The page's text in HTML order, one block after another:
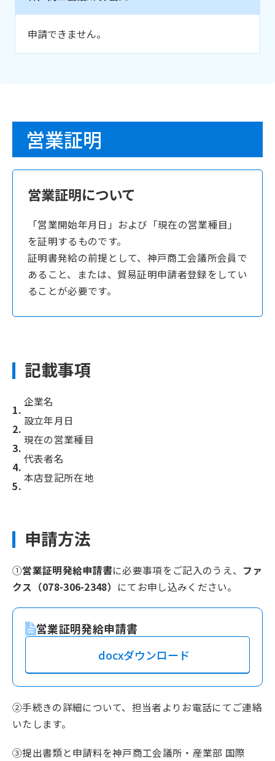
申請できません。
営業証明
営業証明について
「営業開始年月日」および「現在の営業種目」
を証明するものです。
証明書発給の前提として、神戸商工会議所会員で
あること、または、貿易証明申請者登録をしてい
ることが必要です。
記載事項
企業名
設立年月日
現在の営業種目
代表者名
本店登記所在地
申請方法
①営業証明発給申請書に必要事項をご記入のうえ、 ファ
クス（078-306-2348） にてお申し込みください。
営業証明発給申請書
docxダウンロード
②手続きの詳細について、担当者よりお電話にてご連絡
いたします。
③提出書類と申請料を神戸商工会議所・産業部 国際